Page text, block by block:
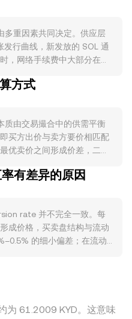
重因素共同决定。供应层
行曲线，新发放的 SOL 通
，网络手续费中大部分在协
际使用驱动对 SOL 的需
求。宏观上，SOL 对比特币
好变化常主导短期方向；此
强弱与美元利率环境、全球
规、以及针对质押与托管的
市场的资金费率、期权到期
址净流向，都会加剧短期波
或偏负，或 SOL 大额期权
方式
由交易撮合中的供需平衡
买方出价与卖方要价相匹配
优卖价之间形成价差，二者
衡量整体水平，计算公式为
SOL 数量 × conversion
算所需 SOL 数量时，SOL
。除了中心化订单簿之
币池，边际价格近似由池内
x；当池内出现较大换手
做市商与套利者传导至中心
有差异的原因
rate 并不完全一致。每
成价格，买卖盘结构与流动
的细小偏差；在流动
供需与定价。此外，许多平
或 SOL/USD 价格，再通过
为 61.2009 KYD。这意味